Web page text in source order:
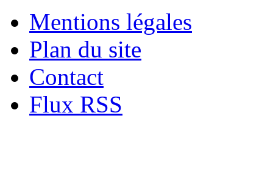
Mentions légales
Plan du site
Contact
Flux RSS